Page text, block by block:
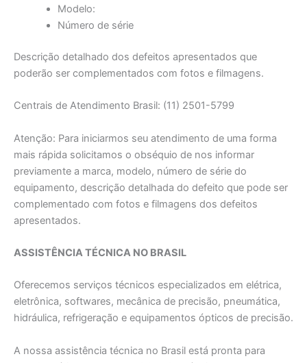
Modelo:
Número de série
Descrição detalhado dos defeitos apresentados que
poderão ser complementados com fotos e filmagens.
Centrais de Atendimento Brasil: (11) 2501-5799
Atenção: Para iniciarmos seu atendimento de uma forma
mais rápida solicitamos o obséquio de nos informar
previamente a marca, modelo, número de série do
equipamento, descrição detalhada do defeito que pode ser
complementado com fotos e filmagens dos defeitos
apresentados.
ASSISTÊNCIA TÉCNICA NO BRASIL
Oferecemos serviços técnicos especializados em elétrica,
eletrônica, softwares, mecânica de precisão, pneumática,
hidráulica, refrigeração e equipamentos ópticos de precisão.
A nossa assistência técnica no Brasil está pronta para